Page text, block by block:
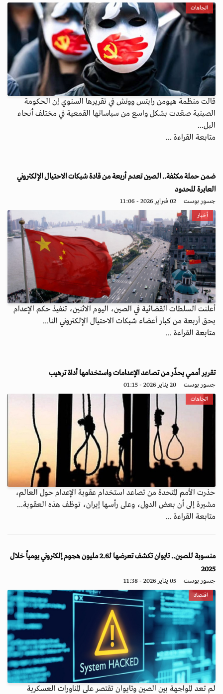
اتجاهات
قالت منظمة هيومن رايتس ووتش في تقريرها السنوي إن الحكومة
الصينية صعّدت بشكل واسع من سياساتها القمعية في مختلف أنحاء
البل...
متابعة القراءة ...
ضمن حملة مكثفة.. الصين تعدم أربعة من قادة شبكات الاحتيال الإلكتروني
العابرة للحدود
جسور بوست 02 فبراير 2026 - 11:06
أخبار
أعلنت السلطات القضائية في الصين، اليوم الاثنين، تنفيذ حكم الإعدام
بحق أربعة من كبار أعضاء شبكات الاحتيال الإلكتروني النا...
متابعة القراءة ...
تقرير أممي يحذّر من تصاعد الإعدامات واستخدامها أداة ترهيب
جسور بوست 20 يناير 2026 - 01:15
اتجاهات
حذرت الأمم المتحدة من تصاعد استخدام عقوبة الإعدام حول العالم،
مشيرة إلى أن بعض الدول، وعلى رأسها إيران، توظف هذه العقوبة...
متابعة القراءة ...
منسوبة للصين.. تايوان تكشف تعرضها لـ2.6 مليون هجوم إلكتروني يومياً خلال
2025
جسور بوست 05 يناير 2026 - 11:38
اقتصاد
لم تعد المواجهة بين الصين وتايوان تقتصر على المناورات العسكرية